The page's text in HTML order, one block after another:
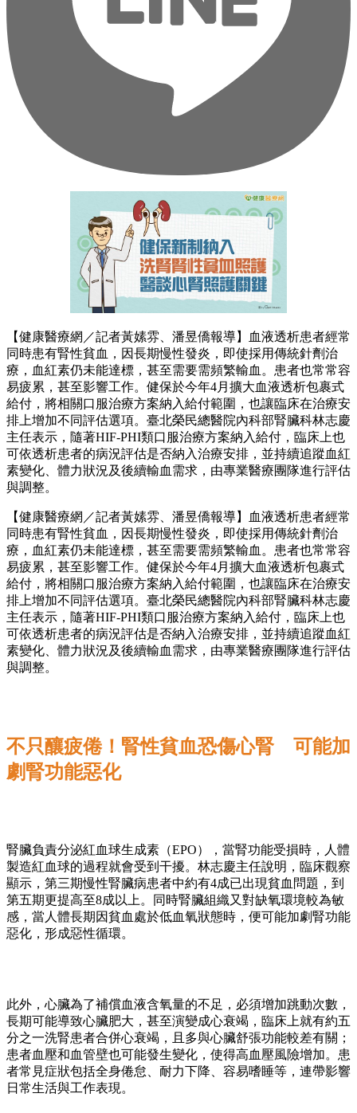
【健康醫療網／記者黃嫊雰、潘昱僑報導】血液透析患者經常
同時患有腎性貧血，因長期慢性發炎，即使採用傳統針劑治
療，血紅素仍未能達標，甚至需要需頻繁輸血。患者也常常容
易疲累，甚至影響工作。健保於今年4月擴大血液透析包裹式
給付，將相關口服治療方案納入給付範圍，也讓臨床在治療安
排上增加不同評估選項。臺北榮民總醫院內科部腎臟科林志慶
主任表示，隨著HIF-PHI類口服治療方案納入給付，臨床上也
可依透析患者的病況評估是否納入治療安排，並持續追蹤血紅
素變化、體力狀況及後續輸血需求，由專業醫療團隊進行評估
與調整。
【健康醫療網／記者黃嫊雰、潘昱僑報導】血液透析患者經常
同時患有腎性貧血，因長期慢性發炎，即使採用傳統針劑治
療，血紅素仍未能達標，甚至需要需頻繁輸血。患者也常常容
易疲累，甚至影響工作。健保於今年4月擴大血液透析包裹式
給付，將相關口服治療方案納入給付範圍，也讓臨床在治療安
排上增加不同評估選項。臺北榮民總醫院內科部腎臟科林志慶
主任表示，隨著HIF-PHI類口服治療方案納入給付，臨床上也
可依透析患者的病況評估是否納入治療安排，並持續追蹤血紅
素變化、體力狀況及後續輸血需求，由專業醫療團隊進行評估
與調整。
不只釀疲倦！腎性貧血恐傷心腎 可能加
劇腎功能惡化
腎臟負責分泌紅血球生成素（EPO），當腎功能受損時，人體
製造紅血球的過程就會受到干擾。林志慶主任說明，臨床觀察
顯示，第三期慢性腎臟病患者中約有4成已出現貧血問題，到
第五期更提高至8成以上。同時腎臟組織又對缺氧環境較為敏
感，當人體長期因貧血處於低血氧狀態時，便可能加劇腎功能
惡化，形成惡性循環。
此外，心臟為了補償血液含氧量的不足，必須增加跳動次數，
長期可能導致心臟肥大，甚至演變成心衰竭，臨床上就有約五
分之一洗腎患者合併心衰竭，且多與心臟舒張功能較差有關；
患者血壓和血管壁也可能發生變化，使得高血壓風險增加。患
者常見症狀包括全身倦怠、耐力下降、容易嗜睡等，連帶影響
日常生活與工作表現。